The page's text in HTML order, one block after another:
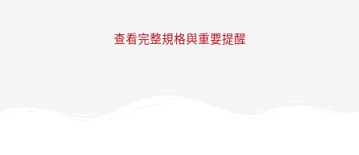
查看完整規格與重要提醒